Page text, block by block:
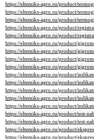
https://eltemiks-agro.ru/product/
https://eltemiks-agro.ru/product/
https://eltemiks-agro.ru/product/
https://eltemiks-agro.ru/product/
https://eltemiks-agro.ru/product/
https://eltemiks-agro.ru/product/
https://eltemiks-agro.ru/product/
https://eltemiks-agro.ru/product/
https://eltemiks-agro.ru/product/
https://eltemiks-agro.ru/product/
https://eltemiks-agro.ru/product/
https://eltemiks-agro.ru/product/
https://eltemiks-agro.ru/product/
https://eltemiks-agro.ru/product/
https://eltemiks-agro.ru/product/test-
https://eltemiks-agro.ru/product/test-
https://eltemiks-agro.ru/product/
https://eltemiks-agro.ru/product/